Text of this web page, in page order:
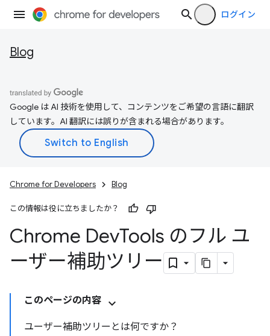
ログイン
Blog
Google は AI 技術を使用して、コンテンツをご希望の言語に翻訳
しています。AI 翻訳には誤りが含まれる場合があります。
Chrome for Developers Blog
この情報は役に立ちましたか？
Chrome DevTools のフル ユ
ーザー補助ツリー
このページの内容
ユーザー補助ツリーとは何ですか？